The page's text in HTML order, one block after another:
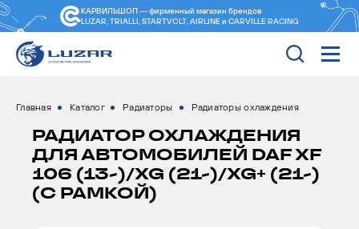
КАРВИЛЬШОП — фирменный магазин брендов
LUZAR, TRIALLI, STARTVOLT, AIRLINE и CARVILLE RACING
Главная Каталог Радиаторы Радиаторы охлаждения
РАДИАТОР ОХЛАЖДЕНИЯ
ДЛЯ АВТОМОБИЛЕЙ DAF XF
106 (13-)/XG (21-)/XG+ (21-)
(С РАМКОЙ)